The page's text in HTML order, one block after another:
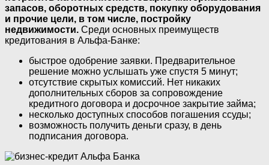
запасов, оборотных средств, покупку оборудования
и прочие цели, в том числе, постройку
недвижимости. Среди основных преимуществ
кредитования в Альфа-Банке:
быстрое одобрение заявки. Предварительное
решение можно услышать уже спустя 5 минут;
отсутствие скрытых комиссий. Нет никаких
дополнительных сборов за сопровождение
кредитного договора и досрочное закрытие займа;
несколько доступных способов погашения ссуды;
возможность получить деньги сразу, в день
подписания договора.